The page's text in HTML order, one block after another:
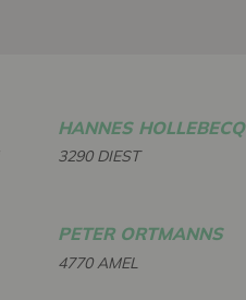
HANNES HOLLEBECQ
3290 DIEST
PETER ORTMANNS
4770 AMEL